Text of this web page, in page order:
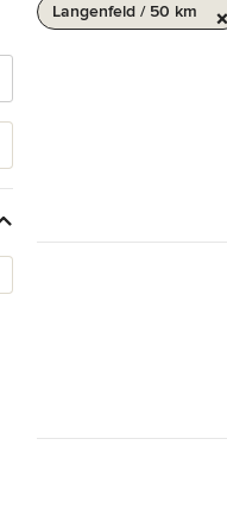
Langenfeld / 50 km